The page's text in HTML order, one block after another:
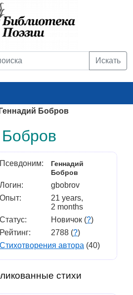
Искать
Геннадий Бобров
Псевдоним:
Геннадий
Бобров
Логин:
gbobrov
Опыт:
21 years,
2 months
Статус:
Новичок (?)
Рейтинг:
2788 (?)
Стихотворения автора (40)
стихи